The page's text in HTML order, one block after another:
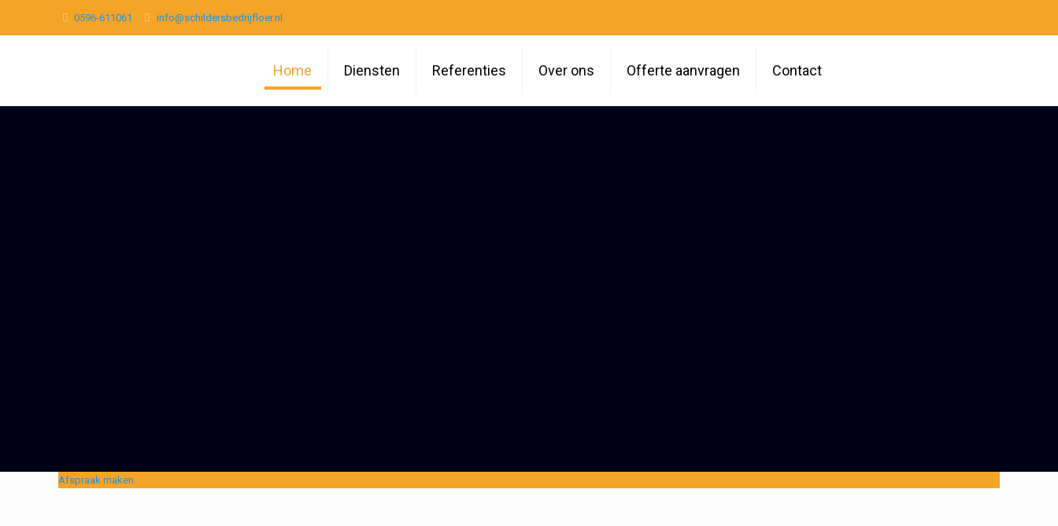
0596-611061 info@schildersbedrijfloer.nl
Home Diensten Referenties Over ons Offerte aanvragen Contact
Afspraak maken